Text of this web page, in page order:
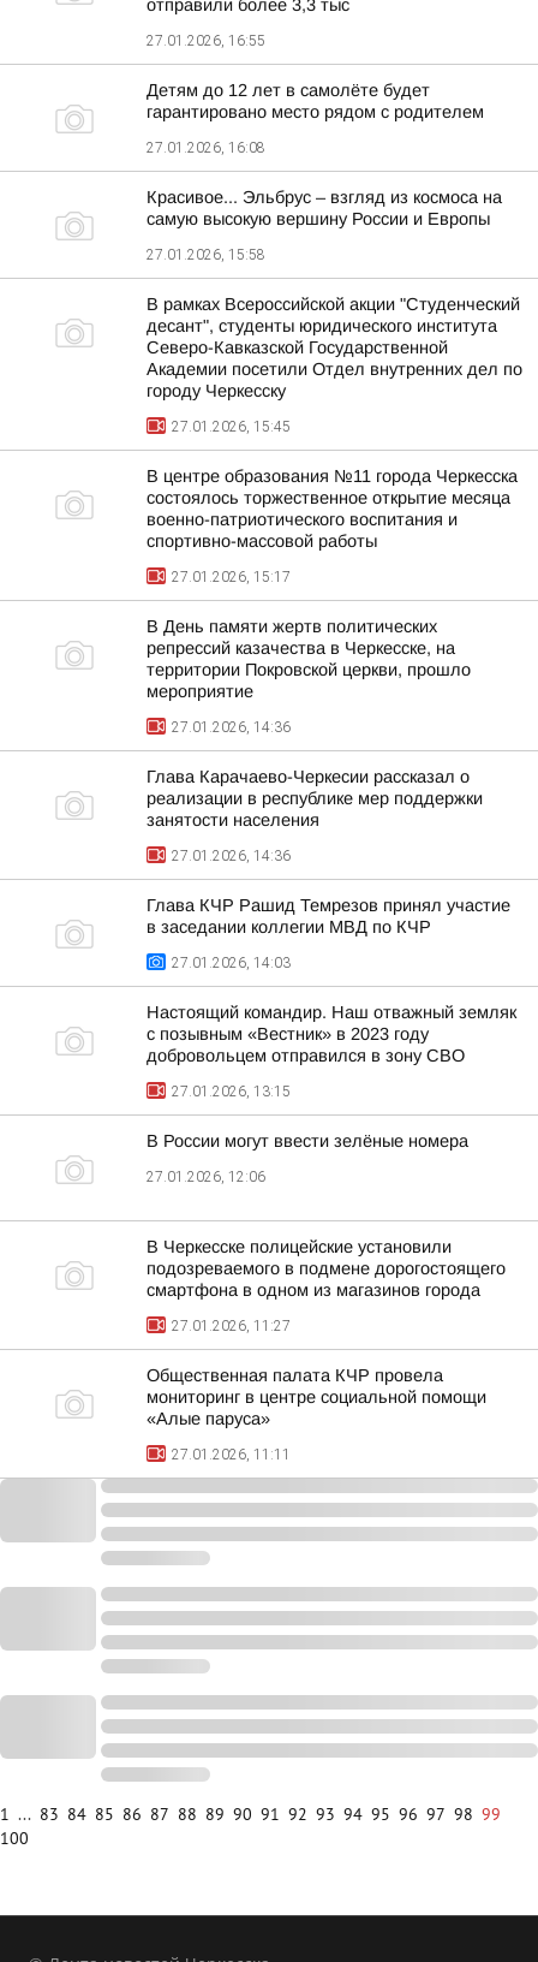
отправили более 3,3 тыс
27.01.2026, 16:55
Детям до 12 лет в самолёте будет
гарантировано место рядом с родителем
27.01.2026, 16:08
Красивое... Эльбрус – взгляд из космоса на
самую высокую вершину России и Европы
27.01.2026, 15:58
В рамках Всероссийской акции "Студенческий
десант", студенты юридического института
Северо-Кавказской Государственной
Академии посетили Отдел внутренних дел по
городу Черкесску
27.01.2026, 15:45
В центре образования №11 города Черкесска
состоялось торжественное открытие месяца
военно-патриотического воспитания и
спортивно-массовой работы
27.01.2026, 15:17
В День памяти жертв политических
репрессий казачества в Черкесске, на
территории Покровской церкви, прошло
мероприятие
27.01.2026, 14:36
Глава Карачаево-Черкесии рассказал о
реализации в республике мер поддержки
занятости населения
27.01.2026, 14:36
Глава КЧР Рашид Темрезов принял участие
в заседании коллегии МВД по КЧР
27.01.2026, 14:03
Настоящий командир. Наш отважный земляк
с позывным «Вестник» в 2023 году
добровольцем отправился в зону СВО
27.01.2026, 13:15
В России могут ввести зелёные номера
27.01.2026, 12:06
В Черкесске полицейские установили
подозреваемого в подмене дорогостоящего
смартфона в одном из магазинов города
27.01.2026, 11:27
Общественная палата КЧР провела
мониторинг в центре социальной помощи
«Алые паруса»
27.01.2026, 11:11
1 ... 83 84 85 86 87 88 89 90 91 92 93 94 95 96 97 98 99
100